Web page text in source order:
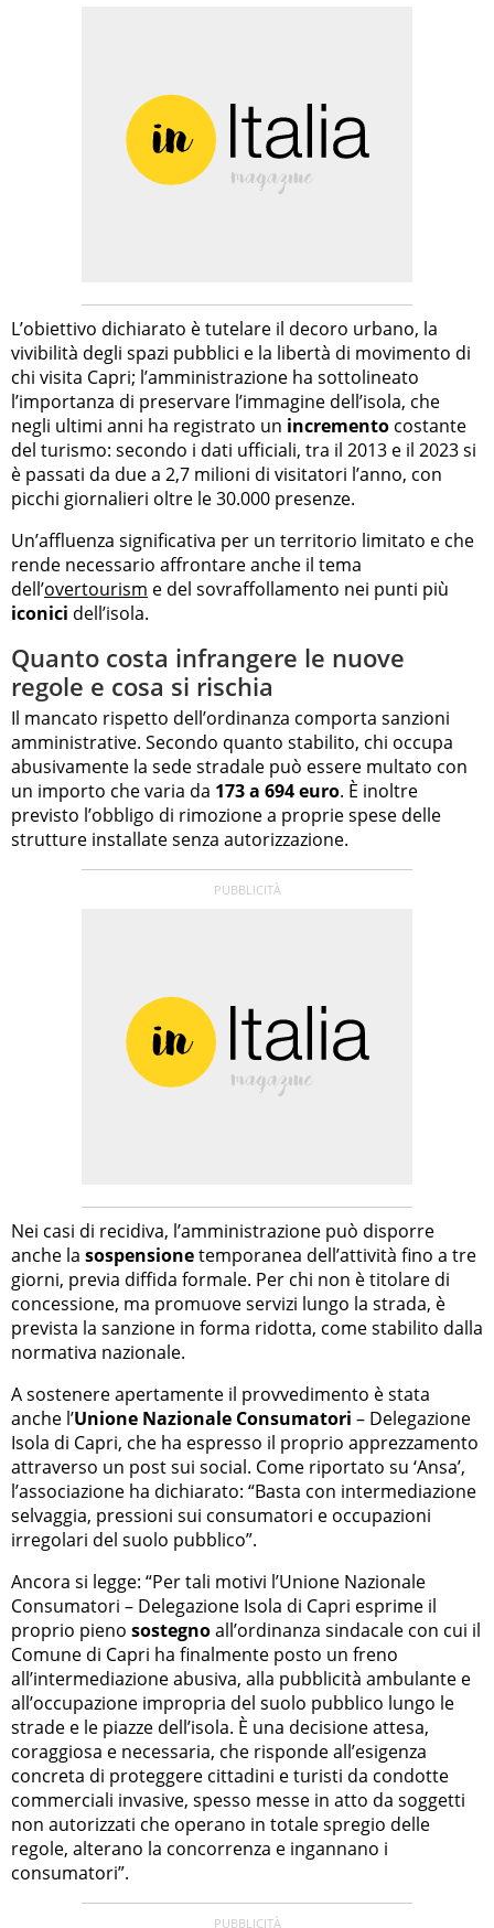
L’obiettivo dichiarato è tutelare il decoro urbano, la
vivibilità degli spazi pubblici e la libertà di movimento di
chi visita Capri; l’amministrazione ha sottolineato
l’importanza di preservare l’immagine dell’isola, che
negli ultimi anni ha registrato un incremento costante
del turismo: secondo i dati ufficiali, tra il 2013 e il 2023 si
è passati da due a 2,7 milioni di visitatori l’anno, con
picchi giornalieri oltre le 30.000 presenze.
Un’affluenza significativa per un territorio limitato e che
rende necessario affrontare anche il tema
dell’overtourism e del sovraffollamento nei punti più
iconici dell’isola.
Quanto costa infrangere le nuove
regole e cosa si rischia
Il mancato rispetto dell’ordinanza comporta sanzioni
amministrative. Secondo quanto stabilito, chi occupa
abusivamente la sede stradale può essere multato con
un importo che varia da 173 a 694 euro. È inoltre
previsto l’obbligo di rimozione a proprie spese delle
strutture installate senza autorizzazione.
Nei casi di recidiva, l’amministrazione può disporre
anche la sospensionetemporanea dell’attività fino a tre
giorni, previa diffida formale. Per chi non è titolare di
concessione, ma promuove servizi lungo la strada, è
prevista la sanzione in forma ridotta, come stabilito dalla
normativa nazionale.
A sostenere apertamente il provvedimento è stata
anche l’Unione Nazionale Consumatori – Delegazione
Isola di Capri, che ha espresso il proprio apprezzamento
attraverso un post sui social. Come riportato su ‘Ansa’,
l’associazione ha dichiarato: “Basta con intermediazione
selvaggia, pressioni sui consumatori e occupazioni
irregolari del suolo pubblico”.
Ancora si legge: “Per tali motivi l’Unione Nazionale
Consumatori – Delegazione Isola di Capri esprime il
proprio pieno sostegnoall’ordinanza sindacale con cui il
Comune di Capri ha finalmente posto un freno
all’intermediazione abusiva, alla pubblicità ambulante e
all’occupazione impropria del suolo pubblico lungo le
strade e le piazze dell’isola. È una decisione attesa,
coraggiosa e necessaria, che risponde all’esigenza
concreta di proteggere cittadini e turisti da condotte
commerciali invasive, spesso messe in atto da soggetti
non autorizzati che operano in totale spregio delle
regole, alterano la concorrenza e ingannano i
consumatori”.